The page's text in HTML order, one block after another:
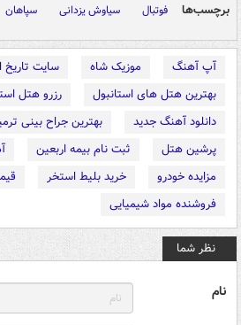
برچسب‌ها فوتبال سیاوش یزدانی سپاهان
آپ آهنگ موزیک شاه
سایت تاریخ
بهترین هتل های استانبول
رزرو هتل
دانلود آهنگ جدید
بهترین جراح بینی
پرشین هتل
ثبت نام بیمه اربعین
مزایده خودرو
خرید بلیط استخر
فروشنده مواد شیمیایی
نظر شما
نام